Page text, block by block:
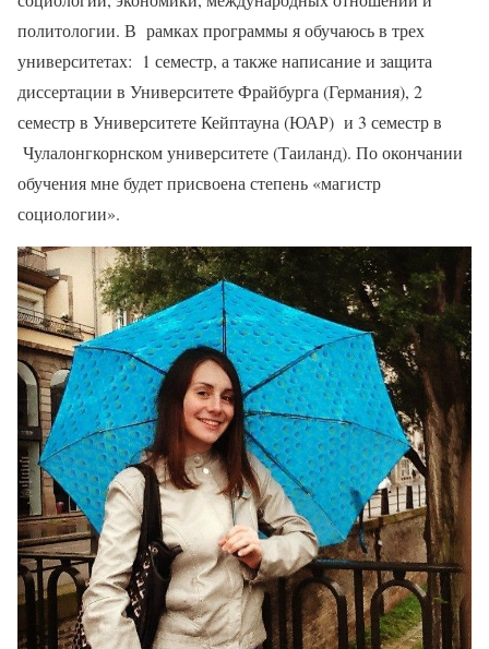
политологии. В рамках программы я обучаюсь в трех
университетах: 1 семестр, а также написание и защита
диссертации в Университете Фрайбурга (Германия), 2
семестр в Университете Кейптауна (ЮАР) и 3 семестр в
Чулалонгкорнском университете (Таиланд). По окончании
обучения мне будет присвоена степень «магистр
социологии».